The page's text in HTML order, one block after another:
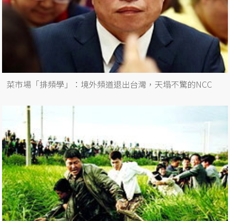
菜市場「排頻學」：境外頻道退出台灣，天塌不驚的NCC